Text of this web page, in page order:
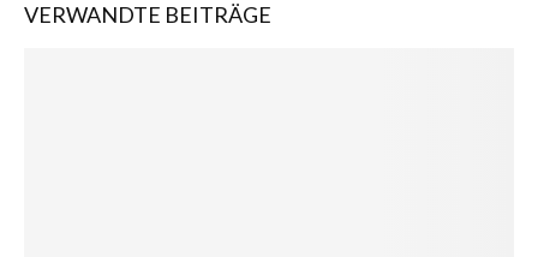
VERWANDTE BEITRÄGE